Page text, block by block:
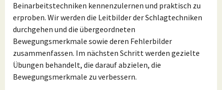
Beinarbeitstechniken kennenzulernen und praktisch zu
erproben. Wir werden die Leitbilder der Schlagtechniken
durchgehen und die übergeordneten
Bewegungsmerkmale sowie deren Fehlerbilder
zusammenfassen. Im nächsten Schritt werden gezielte
Übungen behandelt, die darauf abzielen, die
Bewegungsmerkmale zu verbessern.